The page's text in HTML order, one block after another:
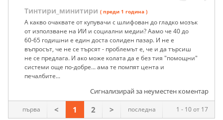
Тинтири_минитири ( преди 1 година )
А какво очаквате от купувачи с шлифован до гладко мозък
от използване на ИИ и социални медии? Аамо че 40 до
60-65 годишни е един доста солиден пазар. И не е
въпросът, че не се търсят - проблемът е, че и да търсиш
не се предлага. И ако може колата да е без тия "помощни"
системи още по-добре... ама те помпят цента и
печалбите...
Сигнализирай за неуместен коментар
1 - 10 от 17
първа < 1 2 > последна